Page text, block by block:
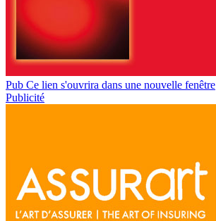
Pub Ce lien s'ouvrira dans une nouvelle fenêtre
Publicité